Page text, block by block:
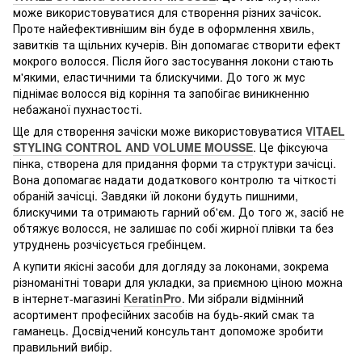
може використовуватися для створення різних зачісок.
Проте найефективнішим він буде в оформлення хвиль,
завитків та щільних кучерів. Він допомагає створити ефект
мокрого волосся. Після його застосування локони стають
м'якими, еластичними та блискучими. До того ж мус
піднімає волосся від коріння та запобігає виникненню
небажаної пухнастості.
Ще для створення зачіски може використовуватися VITAEL
STYLING CONTROL AND VOLUME MOUSSE. Це фіксуюча
пінка, створена для придання форми та структури зачісці.
Вона допомагає надати додаткового контролю та чіткості
обраній зачісці. Завдяки їй локони будуть пишними,
блискучими та отримають гарний об'єм. До того ж, засіб не
обтяжує волосся, не залишає по собі жирної плівки та без
утруднень розчісується гребінцем.
А купити якісні засоби для догляду за локонами, зокрема
різноманітні товари для укладки, за приємною ціною можна
в інтернет-магазині KeratinPro. Ми зібрали відмінний
асортимент професійних засобів на будь-який смак та
гаманець. Досвідчений консультант допоможе зробити
правильний вибір.